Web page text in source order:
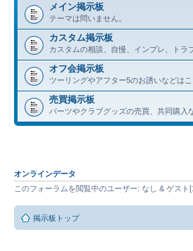
メイン掲示板
テーマは問いません。
カスタム掲示板
カスタムの相談、自慢、インプレ、トラ
オフ会掲示板
ツーリングやアフター5のお誘いなどはこ
売買掲示板
パーツやクラブグッズの売買、共同購入
オンラインデータ
このフォーラムを閲覧中のユーザー: なし & ゲスト
掲示板トップ